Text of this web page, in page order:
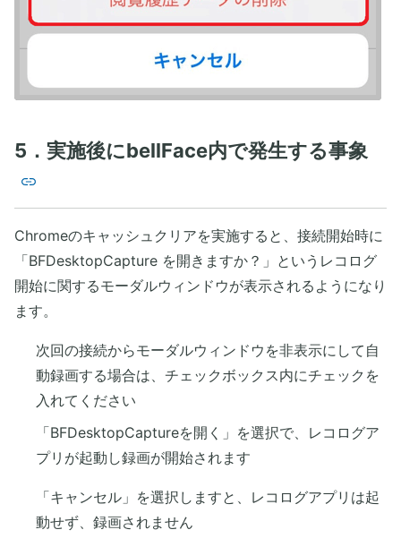
5．実施後にbellFace内で発生する事象
Chromeのキャッシュクリアを実施すると、接続開始時に
「BFDesktopCapture を開きますか？」というレコログ
開始に関するモーダルウィンドウが表示されるようになり
ます。
次回の接続からモーダルウィンドウを非表示にして自
動録画する場合は、チェックボックス内にチェックを
入れてください
「BFDesktopCaptureを開く」を選択で、レコログア
プリが起動し録画が開始されます
「キャンセル」を選択しますと、レコログアプリは起
動せず、録画されません